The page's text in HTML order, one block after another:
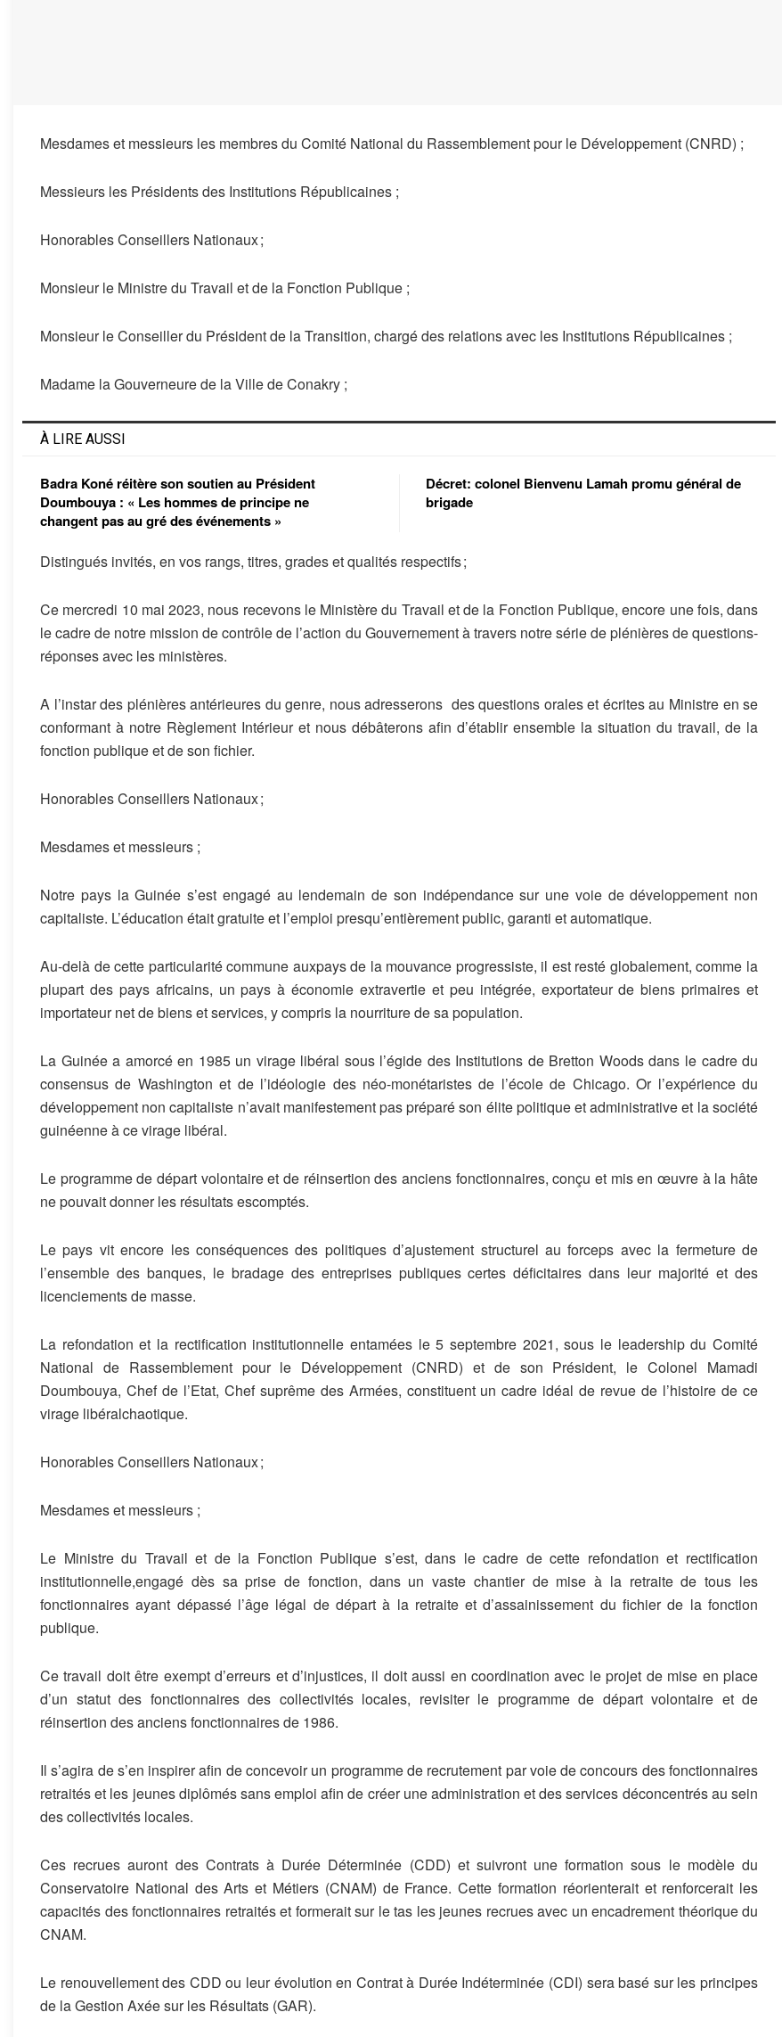
Mesdames et messieurs les membres du Comité National du Rassemblement pour le Développement (CNRD) ;
Messieurs les Présidents des Institutions Républicaines ;
Honorables Conseillers Nationaux ;
Monsieur le Ministredu Travail et de la Fonction Publique ;
Monsieur leConseiller du Président de la Transition, chargé des relations avec les Institutions Républicaines ;
Madame la Gouverneure de la Ville de Conakry ;
À LIRE AUSSI
Badra Koné réitère son soutien au Président
Doumbouya : « Les hommes de principe ne
changent pas au gré des événements »
Décret: colonel Bienvenu Lamah promu général de
brigade
Distingués invités, en vos rangs, titres, grades et qualités respectifs ;
Ce mercredi 10 mai 2023, nous recevons le Ministère du Travail et de la Fonction Publique, encore une fois, dans
le cadre de notre mission de contrôle de l’action du Gouvernementà travers notresérie deplénièresdequestions-
réponses avec les ministères.
A l’instar des plénièresantérieures du genre, nousadresserons desquestions orales et écritesau Ministre en se
conformant à notre Règlement Intérieur et nous débâterons afin d’établir ensemble la situation du travail, de la
fonction publique et deson fichier.
Honorables Conseillers Nationaux ;
Mesdames et messieurs ;
Notre pays la Guinée s’est engagé au lendemain de son indépendance sur une voie de développement non
capitaliste. L’éducation était gratuiteet l’emploi presqu’entièrementpublic, garanti etautomatique.
Au-delà de cette particularité commune auxpaysde la mouvance progressiste, il est resté globalement, comme la
plupart des pays africains, un pays à économie extravertie et peu intégrée, exportateur de biens primaires et
importateur net de biens et services, y compris la nourriture de sa population.
La Guinéea amorcé en 1985un virage libéral sous l’égide des Institutions de Bretton Woods dans le cadre du
consensus de Washington et de l’idéologie des néo-monétaristes de l’école de Chicago. Or l’expérience du
développement non capitaliste n’avait manifestement pas préparéson élitepolitique et administrativeet la société
guinéenneà ce virage libéral.
Le programmede départ volontaire et de réinsertiondes anciens fonctionnaires, conçu et mis en œuvre à la hâte
ne pouvait donner les résultats escomptés.
Le pays vit encore les conséquencesdes politiques d’ajustement structurel au forceps avec la fermeture de
l’ensemble des banques, le bradage des entreprises publiques certes déficitairesdans leur majorité etdes
licenciements de masse.
La refondation et la rectification institutionnelle entamées le 5 septembre 2021, sous le leadership du Comité
National de Rassemblement pour le Développement (CNRD) et de son Président, le Colonel Mamadi
Doumbouya, Chef de l’Etat, Chef suprême des Armées, constituent un cadre idéal de revue de l’histoire de ce
virage libéralchaotique.
Honorables Conseillers Nationaux ;
Mesdames et messieurs ;
Le Ministre du Travailet de la Fonction Publique s’est, dans le cadre decette refondation et rectification
institutionnelle,engagé dès sa prise de fonction, dans un vaste chantier de miseà la retraite de tous les
fonctionnaires ayant dépassé l’âge légal de départ à la retraiteet d’assainissement du fichier de la fonction
publique.
Ce travail doitêtre exempt d’erreurs et d’injustices, il doit aussi en coordination avec le projet demise en place
d’un statut des fonctionnaires des collectivités locales, revisiter le programme de départ volontaire et de
réinsertion des anciens fonctionnairesde 1986.
Il s’agira de s’en inspirerafin de concevoirun programme de recrutement par voie de concours des fonctionnaires
retraités et les jeunes diplômés sans emploi afin de créer une administration et des services déconcentrés au sein
des collectivités locales.
Ces recrues auront des Contrats à Durée Déterminée (CDD) et suivront une formation sous le modèle du
Conservatoire National desArts et Métiers (CNAM) de France.Cette formation réorienterait et renforcerait les
capacités des fonctionnaires retraités et formeraitsur le tas les jeunes recrues avec un encadrement théorique du
CNAM.
Le renouvellement des CDD ou leurévolution en Contrat à Durée Indéterminée (CDI) sera basé surles principes
de la Gestion Axée sur les Résultats (GAR).